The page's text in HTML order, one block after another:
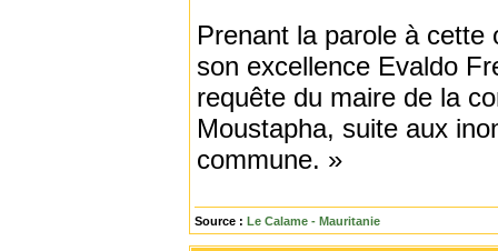
Prenant la parole à cette
son excellence Evaldo
requête du maire de la
Moustapha, suite aux
commune. »
Source : Le Calame - Mauritanie